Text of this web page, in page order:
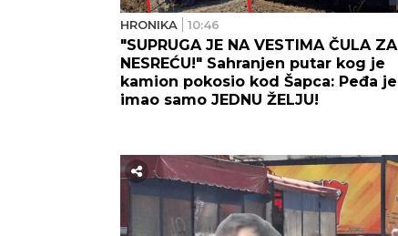
HRONIKA 10:46
"SUPRUGA JE NA VESTIMA ČULA ZA
NESREĆU!" Sahranjen putar kog je
kamion pokosio kod Šapca: Peđa je
imao samo JEDNU ŽELJU!